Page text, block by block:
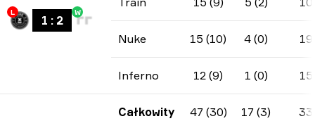
L
1 : 2
W
Nuke 15 (10) 4 (0) 19
Inferno 12 (9) 1 (0) 15
Całkowity 47 (30) 17 (3) 33